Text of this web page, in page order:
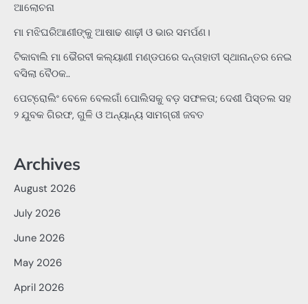
ଆଲୋଚନା
ମା ମଝିଘରିଆଣୀଙ୍କୁ ଆଷାଢ ଶାଢ଼ୀ ଓ ଭାର ସମର୍ପଣ।
ଟିକାବାଲି ମା ଭୈରବୀ କଲ୍ୟାଣୀ ମଣ୍ଡପରେ ଦନ୍ତାହାତୀ ସ୍ଥାନାନ୍ତର ନେଇ
ବସିଲା ବୈଠକ..
ପେଟ୍ରୋଲିଂ ବେଳେ ବେଲଗାଁ ପୋଲିସକୁ ବଡ଼ ସଫଳତା; ଦେଶୀ ପିସ୍ତଲ ସହ
୨ ଯୁବକ ଗିରଫ, ଗୁଳି ଓ ଅନ୍ୟାନ୍ୟ ସାମଗ୍ରୀ ଜବତ
Archives
August 2026
July 2026
June 2026
May 2026
April 2026